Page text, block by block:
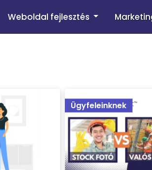
Weboldal fejlesztés
Ügyfeleinknek